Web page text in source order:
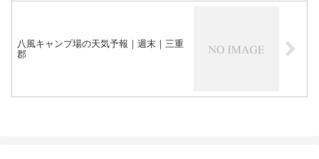
八風キャンプ場の天気予報｜週末｜三重
郡